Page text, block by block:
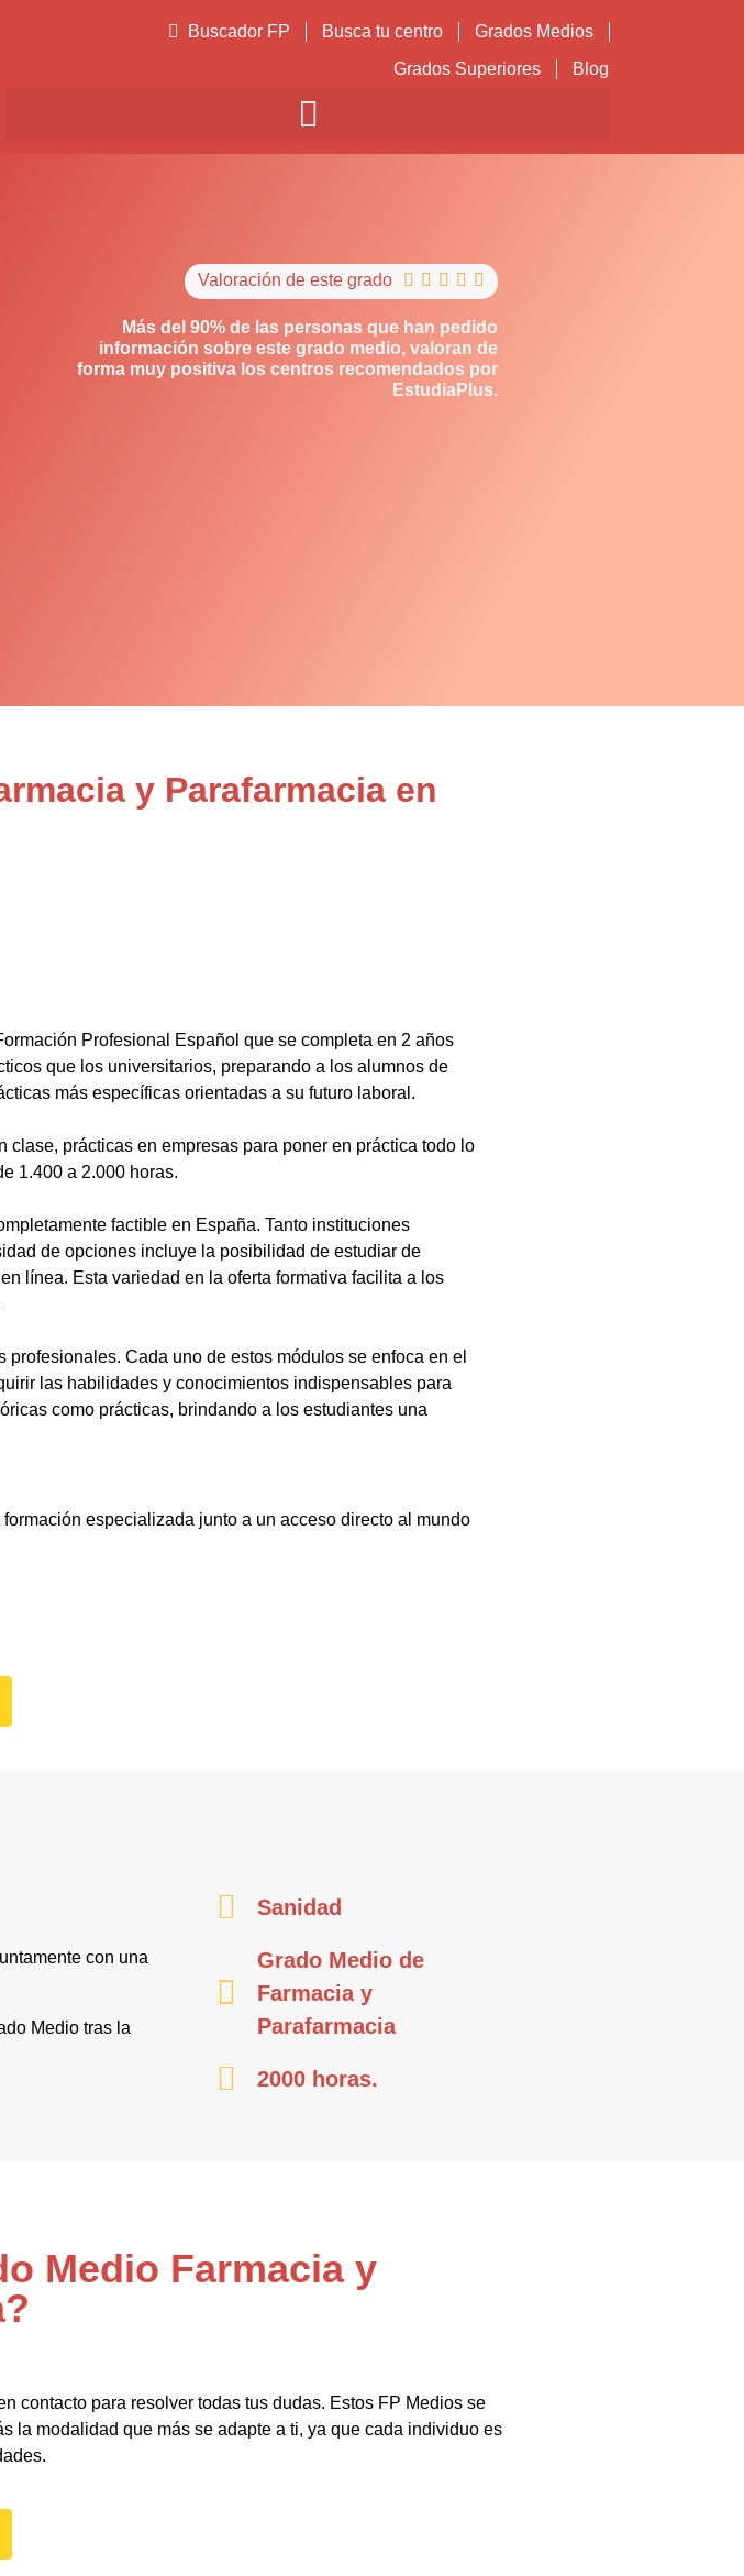
Buscador FP Busca tu centro
Grados Medios
Grados Superiores
Blog
Valoración de este grado     
Más del 90% de las personas que han pedido
información sobre este grado medio, valoran de
forma muy positiva los centros recomendados por
EstudiaPlus.
y Parafarmacia en
Profesional Español que se completa en 2 años
que los universitarios, preparando a los alumnos de
más específicas orientadas a su futuro laboral.
prácticas en empresas para poner en práctica todo lo
1.400 a 2.000 horas.
factible en España. Tanto instituciones
de opciones incluye la posibilidad de estudiar de
línea. Esta variedad en la oferta formativa facilita a los
Cada uno de estos módulos se enfoca en el
las habilidades y conocimientos indispensables para
como prácticas, brindando a los estudiantes una
especializada junto a un acceso directo al mundo
con una
Medio tras la
Sanidad
Grado Medio de
Farmacia y
Parafarmacia
2000 horas.
Medio Farmacia y
contacto para resolver todas tus dudas. Estos FP Medios se
la modalidad que más se adapte a ti, ya que cada individuo es